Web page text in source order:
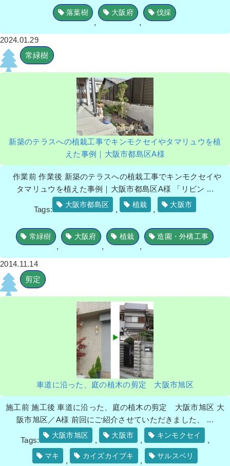
落葉樹
,
大阪府
,
伐採
2024.01.29
常緑樹
新築のテラスへの植栽工事でキンモクセイやタマリュウを植
えた事例｜大阪市都島区A様
作業前 作業後 新築のテラスへの植栽工事でキンモクセイや
タマリュウを植えた事例｜大阪市都島区A様 「リビン ...
Tags:
大阪市都島区
,
植栽
,
大阪市
常緑樹
,
大阪府
,
植栽
,
造園・外構工事
2014.11.14
剪定
車道に沿った、庭の植木の剪定 大阪市旭区
施工前 施工後 車道に沿った、庭の植木の剪定 大阪市旭区 大
阪市旭区／A様 前回にご紹介させていただきました、 ...
Tags:
大阪市旭区
,
大阪市
,
キンモクセイ
,
マキ
,
カイズカイブキ
,
サルスベリ